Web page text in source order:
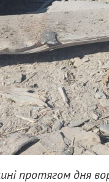
протягом дня